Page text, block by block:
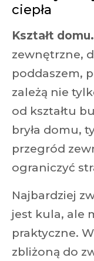
ciepła
Kształt domu.
zewnętrzne,
poddaszem,
zależą nie
od kształtu
bryła domu,
przegród
ograniczyć
Najbardziej
jest kula, ale
praktyczne.
zbliżoną do